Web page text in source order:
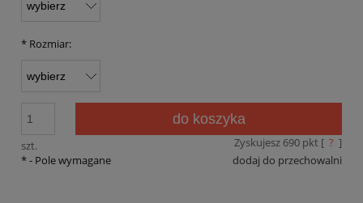
* Rozmiar:
szt.
do koszyka
Zyskujesz 690pkt [ ? ]
dodaj do przechowalni
*- Pole wymagane